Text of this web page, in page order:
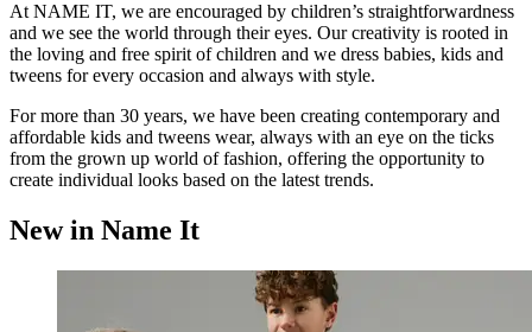
At NAME IT, we are encouraged by children’s straightforwardness
and we see the world through their eyes. Our creativity is rooted in
the loving and free spirit of children and we dress babies, kids and
tweens for every occasion and always with style.
For more than 30 years, we have been creating contemporary and
affordable kids and tweens wear, always with an eye on the ticks
from the grown up world of fashion, offering the opportunity to
create individual looks based on the latest trends.
New in Name It